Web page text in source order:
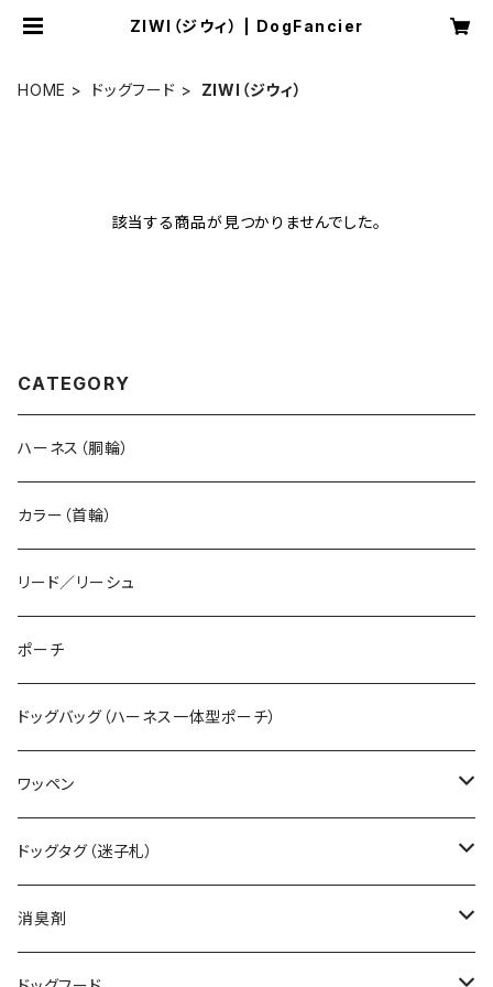
ZIWI（ジウィ） | DogFancier
HOME ドッグフード ZIWI（ジウィ）
該当する商品が見つかりませんでした。
CATEGORY
ハーネス（胴輪）
カラー（首輪）
リード／リーシュ
ポーチ
ドッグバッグ（ハーネス一体型ポーチ）
ワッペン
デザインワッペン（既製品）
オーダーワッペン（特注品）
ドッグタグ（迷子札）
ボールチェーンタイプ
消臭剤